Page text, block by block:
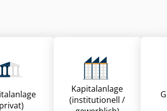
Kapitalanlage
(institutionell /